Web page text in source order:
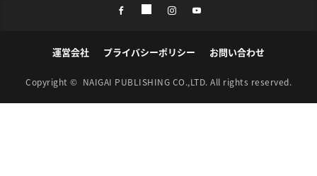
運営会社 プライバシーポリシー お問い合わせ
Copyright © NAIGAI PUBLISHING CO.,LTD. All rights reserved.